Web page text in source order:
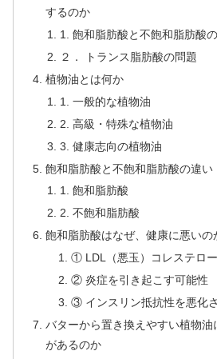
するのか
1. 飽和脂肪酸と不飽和脂肪酸
２． トランス脂肪酸の問題
植物油とは何か
1. 一般的な植物油
2. 高級・特殊な植物油
3. 健康志向の植物油
飽和脂肪酸と不飽和脂肪酸の違い
1. 飽和脂肪酸
2. 不飽和脂肪酸
飽和脂肪酸はなぜ、健康に悪いの
① LDL（悪玉）コレステロ
② 炎症を引き起こす可能性
③ インスリン抵抗性を悪化
バターから置き換えやすい植物
があるのか